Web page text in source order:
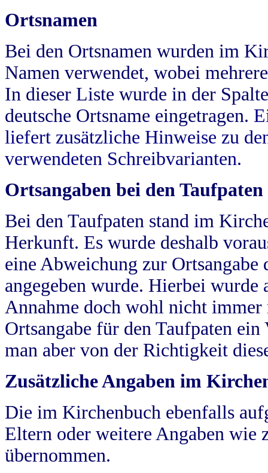
Ortsnamen
Bei den Ortsnamen wurden im
Namen verwendet, wobei
In dieser Liste wurde in der
deutsche Ortsname eingetragen.
liefert zusätzliche Hinweise zu
verwendeten Schreibvarianten.
Ortsangaben bei den Taufpaten
Bei den Taufpaten stand im
Herkunft. Es wurde deshalb
eine Abweichung zur
angegeben wurde. Hierbei wurde
Annahme doch wohl nicht
Ortsangabe für den Taufpaten
man aber von der Richtigkeit
Zusätzliche Angaben im
Die im Kirchenbuch ebenfalls
Eltern oder weitere Angaben wie
übernommen.